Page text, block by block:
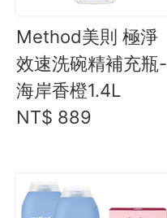
喝湯吃火鍋
礦泉水 / 氣泡水
喫茶喝咖啡 / 飲料
農產 / 乾貨
餐廚好朋友
Method美則 極淨
效速洗碗精補充瓶-
海岸香橙1.4L
NT$ 889